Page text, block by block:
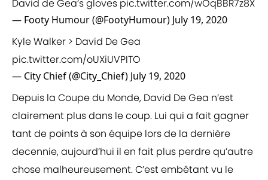
David de Gea’s gloves pic.twitter.com/wOqBBR7z8X
— Footy Humour (@FootyHumour) July 19, 2020
Kyle Walker > David De Gea
pic.twitter.com/oUXiUVPITO
— City Chief (@City_Chief) July 19, 2020
Depuis la Coupe du Monde, David De Gea n’est
clairement plus dans le coup. Lui qui a fait gagner
tant de points à son équipe lors de la dernière
decennie, aujourd’hui il en fait plus perdre qu’autre
chose malheureusement. C’est embêtant vu le